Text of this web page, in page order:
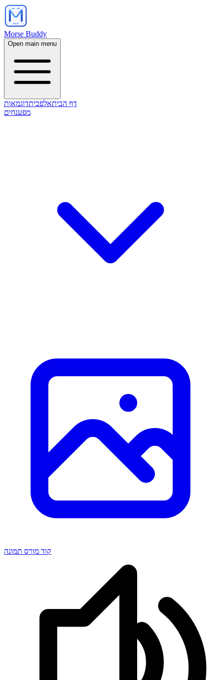
Morse Buddy
Open main menu
דף הביתאלפביתדוגמאות
מפענחים
קוד מורס תמונה